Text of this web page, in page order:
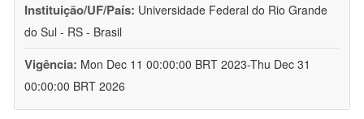
Instituição/UF/País: Universidade Federal do Rio Grande
do Sul - RS - Brasil
Vigência: Mon Dec 11 00:00:00 BRT 2023-Thu Dec 31
00:00:00 BRT 2026